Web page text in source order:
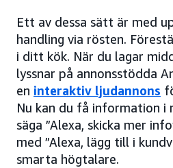
Ett av dessa sätt är med
handling via rösten.
i ditt kök. När du lagar
lyssnar på annonsstödda
en interaktiv ljudannons
Nu kan du få information
säga ”Alexa, skicka mer
med ”Alexa, lägg till i
smarta högtalare.